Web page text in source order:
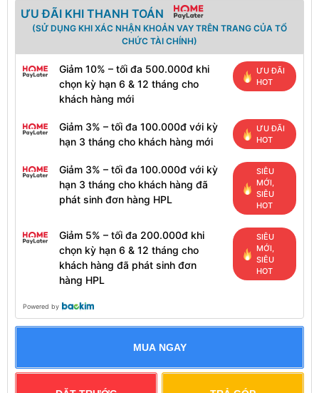
ƯU ĐÃI KHI THANH TOÁN
(SỬ DỤNG KHI XÁC NHẬN KHOẢN VAY TRÊN TRANG CỦA TỔ
CHỨC TÀI CHÍNH)
Giảm 10% – tối đa 500.000đ khi
chọn kỳ hạn 6 & 12 tháng cho
khách hàng mới
ƯU ĐÃI
HOT
Giảm 3% – tối đa 100.000đ với kỳ
hạn 3 tháng cho khách hàng mới
ƯU ĐÃI
HOT
Giảm 3% – tối đa 100.000đ với kỳ
hạn 3 tháng cho khách hàng đã
phát sinh đơn hàng HPL
SIÊU
MỚI,
SIÊU
HOT
Giảm 5% – tối đa 200.000đ khi
chọn kỳ hạn 6 & 12 tháng cho
khách hàng đã phát sinh đơn
hàng HPL
SIÊU
MỚI,
SIÊU
HOT
Powered by
MUA NGAY